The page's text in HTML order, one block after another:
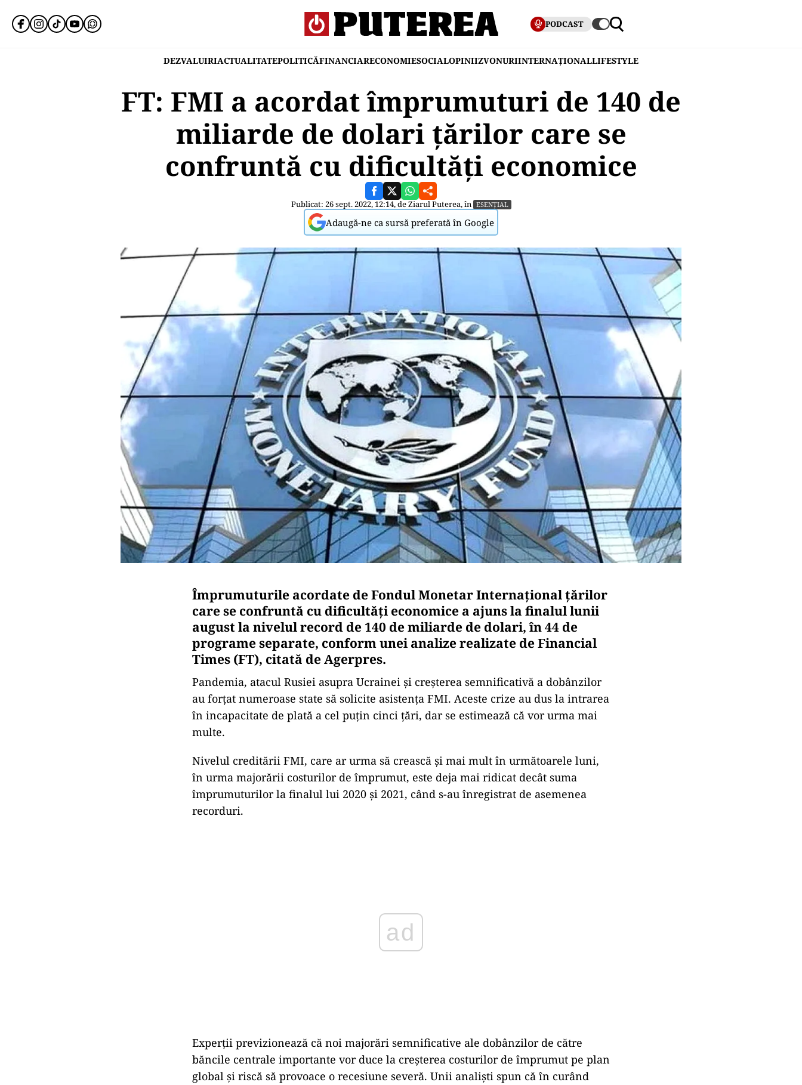
PODCAST
DEZVALUIRIACTUALITATEPOLITICĂFINANCIARECONOMIESOCIALOPINIIZVONURIINTERNAȚIONALLIFESTYLE
FT: FMI a acordat împrumuturi de 140 de
miliarde de dolari ţărilor care se
confruntă cu dificultăţi economice
Publicat: 26 sept. 2022, 12:14, deZiarul Puterea, în ESENȚIAL
Adaugă-ne ca sursă preferată în Google
Împrumuturile acordate de Fondul Monetar Internaţional ţărilor
care se confruntă cu dificultăţi economice a ajuns la finalul lunii
august la nivelul record de 140 de miliarde de dolari, în 44 de
programe separate, conform unei analize realizate de Financial
Times (FT), citată de Agerpres.
Pandemia, atacul Rusiei asupra Ucrainei şi creşterea semnificativă a dobânzilor
au forţat numeroase state să solicite asistenţa FMI. Aceste crize au dus la intrarea
în incapacitate de plată a cel puţin cinci ţări, dar se estimează că vor urma mai
multe.
Nivelul creditării FMI, care ar urma să crească şi mai mult în următoarele luni,
în urma majorării costurilor de împrumut, este deja mai ridicat decât suma
împrumuturilor la finalul lui 2020 şi 2021, când s-au înregistrat de asemenea
recorduri.
ad
Experţii previzionează că noi majorări semnificative ale dobânzilor de către
băncile centrale importante vor duce la creşterea costurilor de împrumut pe plan
global şi riscă să provoace o recesiune severă. Unii analişti spun că în curând